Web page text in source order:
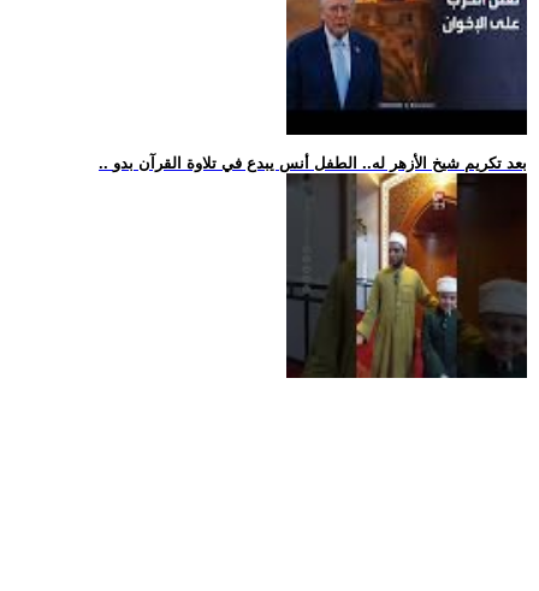
.. بعد تكريم شيخ الأزهر له.. الطفل أنس يبدع في تلاوة القرآن بدو